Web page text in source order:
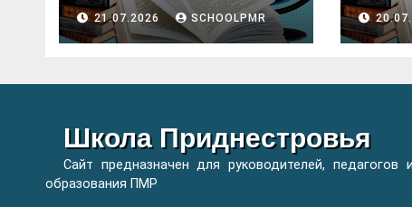
преподавании учебных
предметов/дисциплин в
образования ПМР на
21.07.2026 SCHOOLPMR
Школа Приднестровья
Сайт предназначен для руководителей, педагогов
образования ПМР